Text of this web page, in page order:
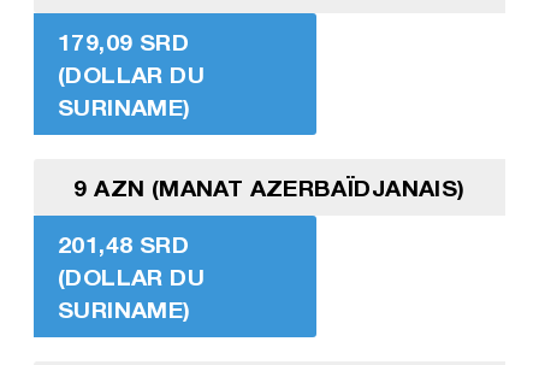
179,09 SRD
(DOLLAR DU
SURINAME)
9 AZN (MANAT AZERBAÏDJANAIS)
201,48 SRD
(DOLLAR DU
SURINAME)